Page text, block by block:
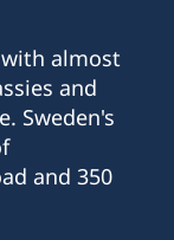
almost
and
Sweden's
and 350